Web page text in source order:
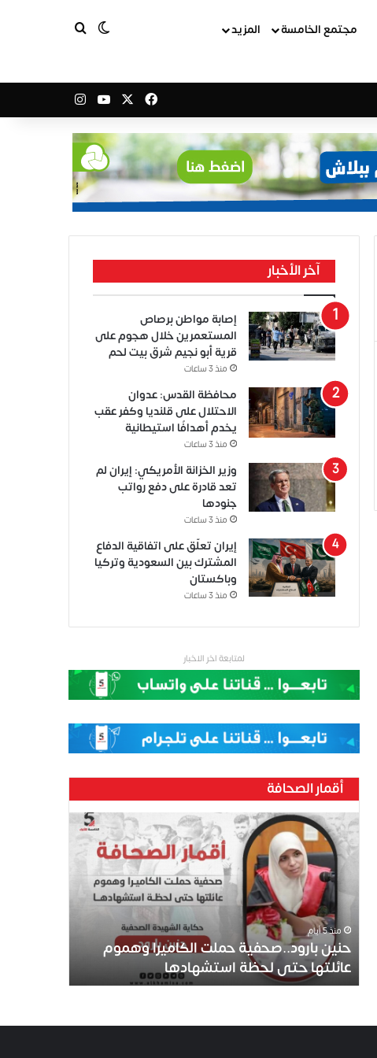
مجتمع الخامسة المزيد الوضع المظلم
فيسبوك ‫YouTube
آخر الأخبار
إصابة مواطن برصاص
المستعمرين خلال هجوم على
قرية أبو نجيم شرق بيت لحم
منذ 3 ساعات
محافظة القدس: عدوان
الاحتلال على قلنديا وكفر عقب
يخدم أهدافًا استيطانية
منذ 3 ساعات
وزير الخزانة الأمريكي: إيران لم
تعد قادرة على دفع رواتب
جنودها
منذ 3 ساعات
إيران تعلّق على اتفاقية الدفاع
المشترك بين السعودية وتركيا
وباكستان
منذ 3 ساعات
لمتابعة اخر الاخبار
أقمار الصحافة
ح
ن
.
منذ 5 أيام
حنين بارود..صحفية حملت الكاميرا وهموم
عائلتها حتى لحظة استشهادها